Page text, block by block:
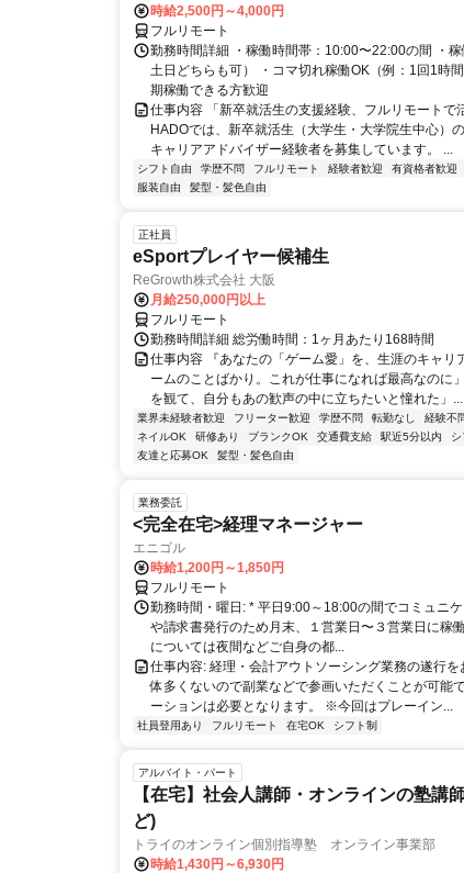
時給2,500円～4,000円
フルリモート
勤務時間詳細 ・稼働時間帯：10:00〜22:00の間 ・
土日どちらも可） ・コマ切れ稼働OK（例：1回1時
期稼働できる方歓迎
仕事内容 「新卒就活生の支援経験、フルリモートで
HADOでは、新卒就活生（大学生・大学院生中心）
キャリアアドバイザー経験者を募集しています。 ...
シフト自由 学歴不問 フルリモート 経験者歓迎 有資格者歓迎
服装自由
髪型・髪色自由
正社員
eSportプレイヤー候補生
ReGrowth株式会社 大阪
月給250,000円以上
フルリモート
勤務時間詳細 総労働時間：1ヶ月あたり168時間
仕事内容 『あなたの「ゲーム愛」を、生涯のキャリ
ームのことばかり。これが仕事になれば最高なのに
を観て、自分もあの歓声の中に立ちたいと憧れた」...
業界未経験者歓迎 フリーター歓迎 学歴不問 転勤なし 経験不
ネイルOK
研修あり ブランクOK 交通費支給 駅近5分以内 シ
友達と応募OK
髪型・髪色自由
業務委託
<完全在宅>経理マネージャー
エニゴル
時給1,200円～1,850円
フルリモート
勤務時間・曜日: * 平日9:00～18:00の間でコミュニ
や請求書発行のため月末、１営業日〜３営業日に稼
については夜間などご自身の都...
仕事内容: 経理・会計アウトソーシング業務の遂行
体多くないので副業などで参画いただくことが可能
ーションは必要となります。 ※今回はプレーイン...
社員登用あり フルリモート 在宅OK シフト制
アルバイト・パート
【在宅】社会人講師・オンラインの塾講
ど)
トライのオンライン個別指導塾 オンライン事業部
時給1,430円～6,930円